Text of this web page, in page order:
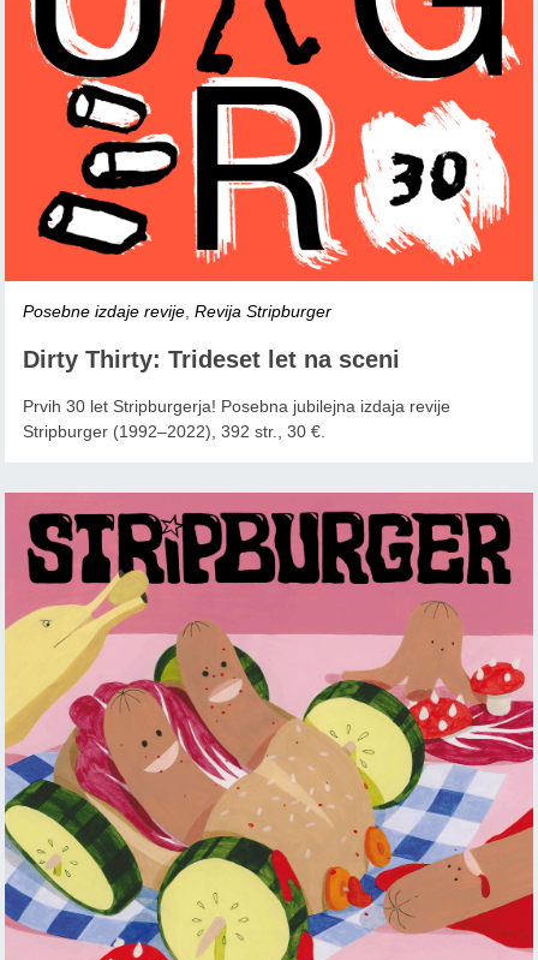
Posebne izdaje revije ,Revija Stripburger
Dirty Thirty: Trideset let na sceni
Prvih 30 let Stripburgerja! Posebna jubilejna izdaja revije
Stripburger (1992–2022), 392 str., 30 €.